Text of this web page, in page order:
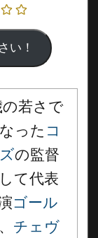
若さで
った コ
の監督
て代表
ゴール
、 チェヴ